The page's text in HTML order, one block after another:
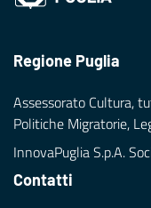
Regione Puglia
Assessorato Cultura,
Politiche Migratorie,
InnovaPuglia S.p.A.
Contatti